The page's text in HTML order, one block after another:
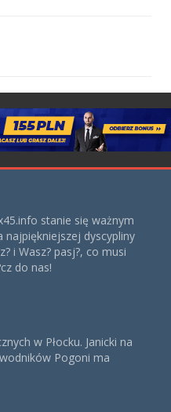
stanie się ważnym
dyscypliny
i Wasz? pasj?, co musi
do nas!
w Płocku. Janicki na
Pogoni ma